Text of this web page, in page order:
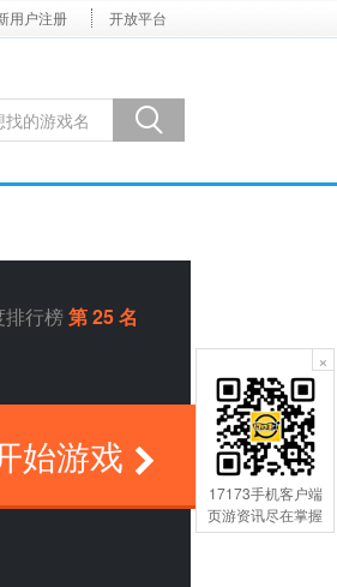
用户注册 开放平台
排行榜第 25 名
始游戏
×
17173手机客户端
页游资讯尽在掌握
×
17173手机客户端
页游资讯尽在掌握